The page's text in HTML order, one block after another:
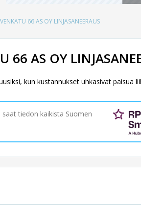
66 AS OY LINJASANEERAUS
66 AS OY
kun kustannukset uhkasivat paisua
tiedon kaikista Suomen